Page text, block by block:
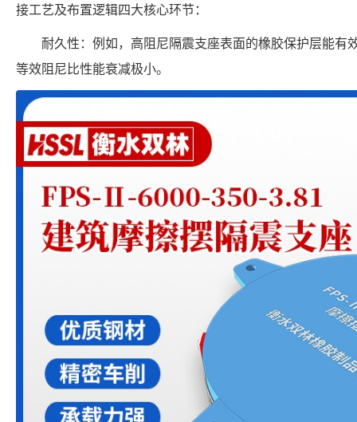
接工艺及布置逻辑四大核心环节：
耐久性：例如，高阻尼隔震支座表面的橡胶保护层能有
等效阻尼比性能衰减极小。